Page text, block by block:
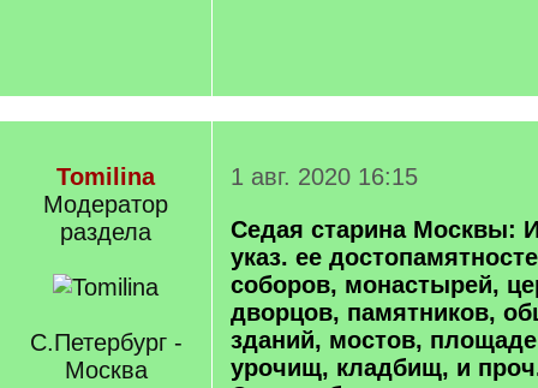
Tomilina
Модератор
раздела
С.Петербург -
Москва
1 авг. 2020 16:15
Седая старина Москвы:
указ. ее
соборов, монастырей,
дворцов, памятников,
зданий, мостов,
урочищ, кладбищ, и